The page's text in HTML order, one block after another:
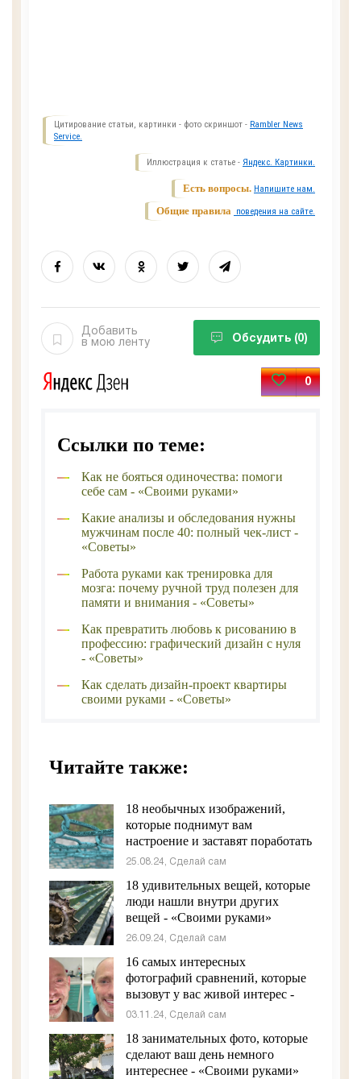
Цитирование статьи, картинки - фото скриншот - Rambler News
Service.
Иллюстрация к статье - Яндекс. Картинки.
Есть вопросы. Напишите нам.
Общие правила поведения на сайте.
Добавить
в мою ленту
Обсудить (0)
0
Ссылки по теме:
Как не бояться одиночества: помоги
себе сам - «Своими руками»
Какие анализы и обследования нужны
мужчинам после 40: полный чек-лист -
«Советы»
Работа руками как тренировка для
мозга: почему ручной труд полезен для
памяти и внимания - «Советы»
Как превратить любовь к рисованию в
профессию: графический дизайн с нуля
- «Советы»
Как сделать дизайн-проект квартиры
своими руками - «Советы»
Читайте также:
18 необычных изображений,
которые поднимут вам
настроение и заставят поработать
ваш мозг - «Своими руками»
25.08.24, Сделай сам
18 удивительных вещей, которые
люди нашли внутри других
вещей - «Своими руками»
26.09.24, Сделай сам
16 самых интересных
фотографий сравнений, которые
вызовут у вас живой интерес -
«Своими руками»
03.11.24, Сделай сам
18 занимательных фото, которые
сделают ваш день немного
интереснее - «Своими руками»